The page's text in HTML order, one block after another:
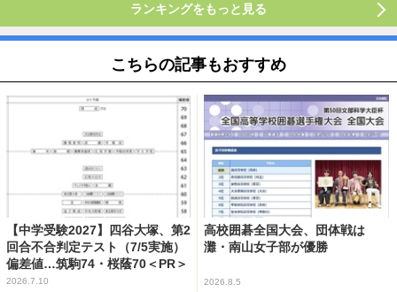
ランキングをもっと見る
こちらの記事もおすすめ
【中学受験2027】四谷大塚、第2
回合不合判定テスト（7/5実施）
偏差値…筑駒74・桜蔭70＜PR＞
2026.7.10
高校囲碁全国大会、団体戦は
灘・南山女子部が優勝
2026.8.5